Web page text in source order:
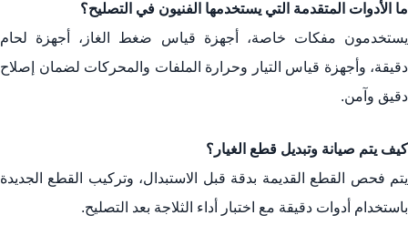
ما الأدوات المتقدمة التي يستخدمها الفنيون في التصليح؟
يستخدمون مفكات خاصة، أجهزة قياس ضغط الغاز، أجهزة لحام
دقيقة، وأجهزة قياس التيار وحرارة الملفات والمحركات لضمان إصلاح
دقيق وآمن.
كيف يتم صيانة وتبديل قطع الغيار؟
يتم فحص القطع القديمة بدقة قبل الاستبدال، وتركيب القطع الجديدة
باستخدام أدوات دقيقة مع اختبار أداء الثلاجة بعد التصليح.